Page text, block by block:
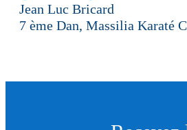
Jean Luc Bricard
7 ème Dan, Massilia Karaté